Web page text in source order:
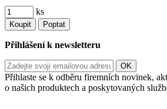
ks
Koupit Poptat
Přihlášení k newsletteru
Přihlaste se k odběru firemních novinek,
o našich produktech a poskytovaných